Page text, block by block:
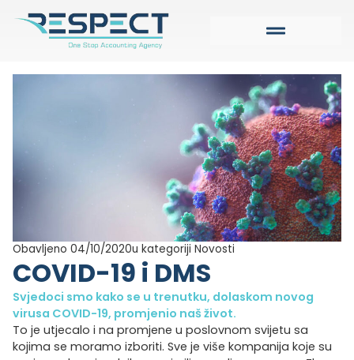
Obavljeno 04/10/2020u kategoriji Novosti
COVID-19 i DMS
Svjedoci smo kako se u trenutku, dolaskom novog
virusa COVID-19, promjenio naš život.
To je utjecalo i na promjene u poslovnom svijetu sa
kojima se moramo izboriti. Sve je više kompanija koje su